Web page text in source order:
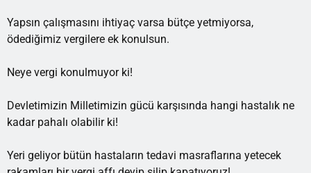
Yapsın çalışmasını ihtiyaç varsa bütçe yetmiyorsa,
ödediğimiz vergilere ek konulsun.
Neye vergi konulmuyor ki!
Devletimizin Milletimizin gücü karşısında hangi hastalık ne
kadar pahalı olabilir ki!
Yeri geliyor bütün hastaların tedavi masraflarına yetecek